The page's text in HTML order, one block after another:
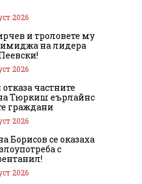
2026
и троловете му
имиджа на лидера
2026
частните
Тюркиш еърлайнс
граждани
2026
Борисов се оказаха
с
2026